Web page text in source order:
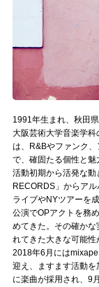
muevoクラウド
muevoコミュニ
ぶいクラ！by
ぶいコミュ！by
ぶいマガ！ by
Follow us
Official SNS
1991年生まれ、秋田
大阪芸術大学音楽学
は、R&Bやファンク
で、確固たる個性と魅
活動初期から活発な動
RECORDS」からア
ライブやNYツアーを
公演でOPアクトを務
めてきた。その確か
れてきた大きな可能性
2018年6月には
迎え、ますます活動
に楽曲が採用され、9